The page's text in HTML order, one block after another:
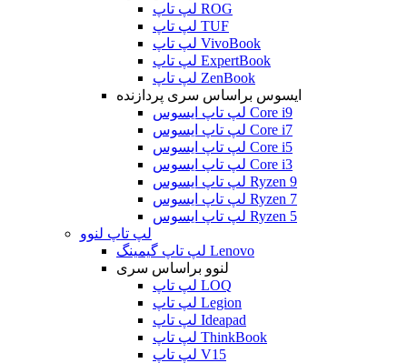
لپ تاپ ROG
لپ تاپ TUF
لپ تاپ VivoBook
لپ تاپ ExpertBook
لپ تاپ ZenBook
ایسوس براساس سری پردازنده
لپ تاپ ایسوس Core i9
لپ تاپ ایسوس Core i7
لپ تاپ ایسوس Core i5
لپ تاپ ایسوس Core i3
لپ تاپ ایسوس Ryzen 9
لپ تاپ ایسوس Ryzen 7
لپ تاپ ایسوس Ryzen 5
لپ تاپ لنوو
لپ تاپ گیمینگ Lenovo
لنوو براساس سری
لپ تاپ LOQ
لپ تاپ Legion
لپ تاپ Ideapad
لپ تاپ ThinkBook
لپ تاپ V15